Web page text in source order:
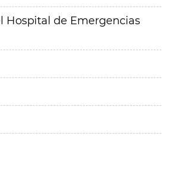
Hospital de Emergencias